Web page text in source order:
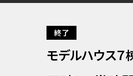
終了
モデルハウス